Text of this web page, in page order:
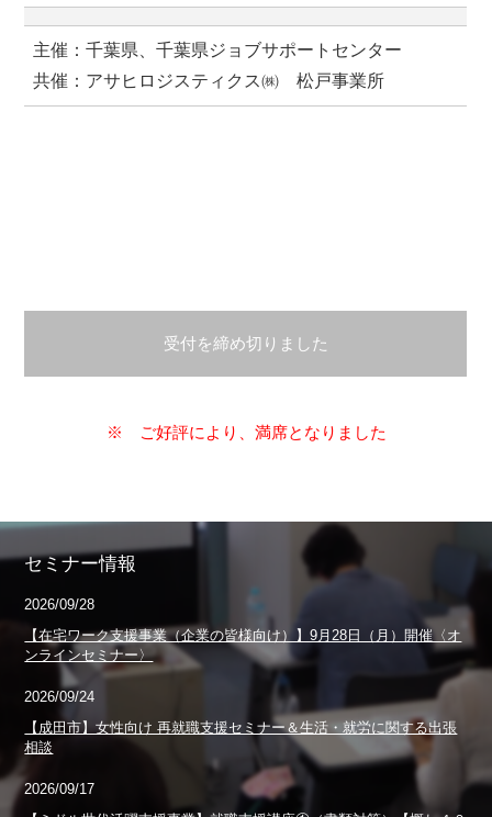
主催：千葉県、千葉県ジョブサポートセンター
共催：アサヒロジスティクス㈱ 松戸事業所
受付を締め切りました
※ ご好評により、満席となりました
セミナー情報
2026/09/28
【在宅ワーク支援事業（企業の皆様向け）】9月28日（月）開催〈オ
ンラインセミナー〉
2026/09/24
【成田市】女性向け 再就職支援セミナー＆生活・就労に関する出張
相談
2026/09/17